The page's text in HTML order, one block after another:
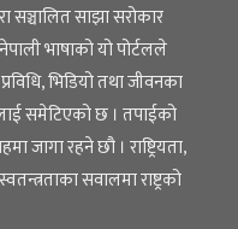
सञ्चालित साझा सरोकार
भाषाको यो पोर्टलले
भिडियो तथा जीवनका
समेटिएको छ । तपाईको
जागा रहने छौ । राष्ट्रियता,
सवालमा राष्ट्रको